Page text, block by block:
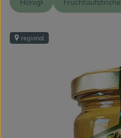
regional